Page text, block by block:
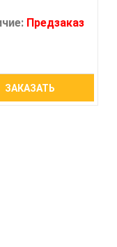
Предзаказ
ЗАКАЗАТЬ